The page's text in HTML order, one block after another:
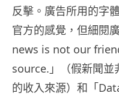
反擊。廣告所用的字
官方的感覺，但細閱
news is not our
source.」（假新聞並
的收入來源）和「